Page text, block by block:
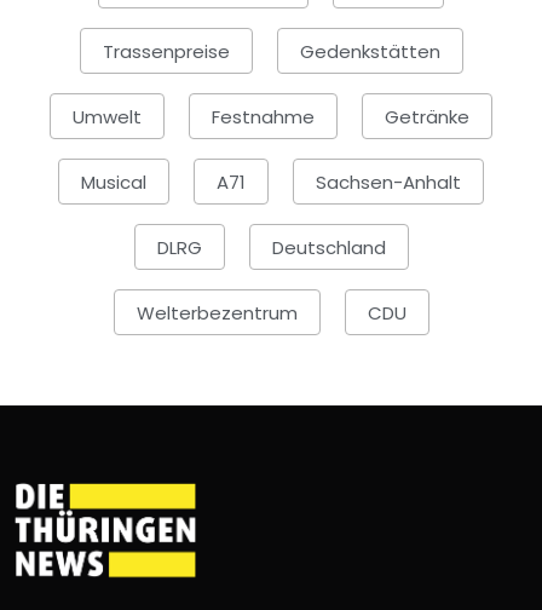
Trassenpreise Gedenkstätten
Umwelt Festnahme Getränke
Musical A71 Sachsen-Anhalt
DLRG Deutschland
Welterbezentrum CDU